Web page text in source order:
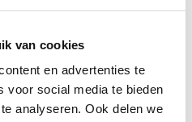
van cookies
en advertenties te
voor social media te bieden
analyseren. Ook delen we
op te nemen met de
besproken, veelal